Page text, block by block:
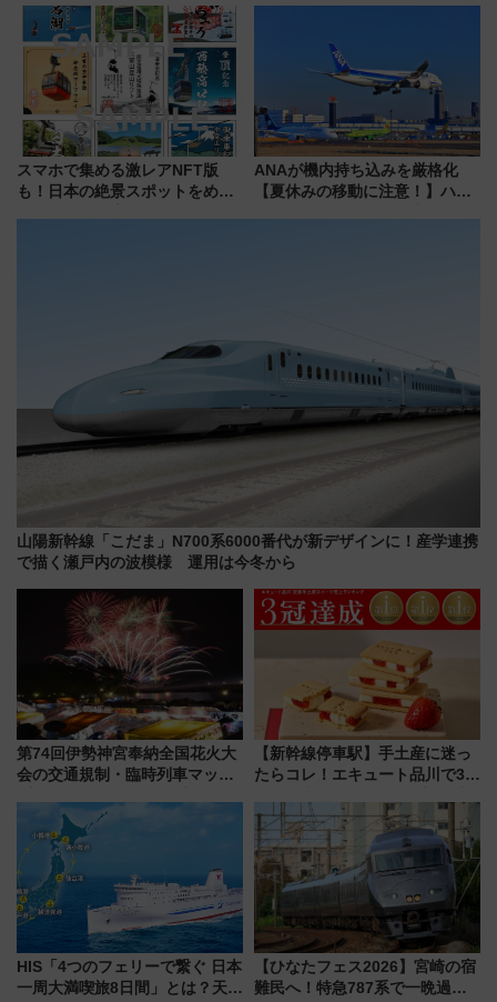
軽に 運行ダイヤ・運賃を解説
はどう変わる？
スマホで集める激レアNFT版
も！日本の絶景スポットをめぐ
ANAが機内持ち込みを厳格化
【夏休みの移動に注意！】ハン
山陽新幹線「こだま」N700系6000番代が新デザインに！産学連携
で描く瀬戸内の波模様 運用は今冬から
第74回伊勢神宮奉納全国花火大
会の交通規制・臨時列車マッ
【新幹線停車駅】手土産に迷っ
たらコレ！エキュート品川で3年
産スイーツとは？
HIS「4つのフェリーで繋ぐ 日本
一周大満喫旅8日間」とは？天橋
【ひなたフェス2026】宮崎の宿
難民へ！特急787系で一晩過ご